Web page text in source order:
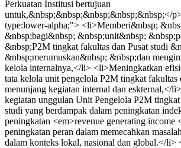
Perkuatan Institusi bertujuan
untuk,&nbsp;&nbsp;&nbsp;&nbsp;&nbsp;</
type:lower-alpha;"> <li>Memberi&nbsp;
&nbsp;bagi&nbsp; &nbsp;unit&nbsp;
&nbsp;P2M tingkat fakultas dan Pusat studi
&nbsp;merumuskan&nbsp; &nbsp;dan
kelola internalnya,</li> <li>Meningkatkan
tata kelola unit pengelola P2M tingkat fakultas
menunjang kegiatan internal dan eskternal,</
kegiatan unggulan Unit Pengelola P2M
studi yang berdampak dalam peningkatan
peningkatan <em>revenue generating income
peningkatan peran dalam memecahkan
dalam konteks lokal, nasional dan global.</li>